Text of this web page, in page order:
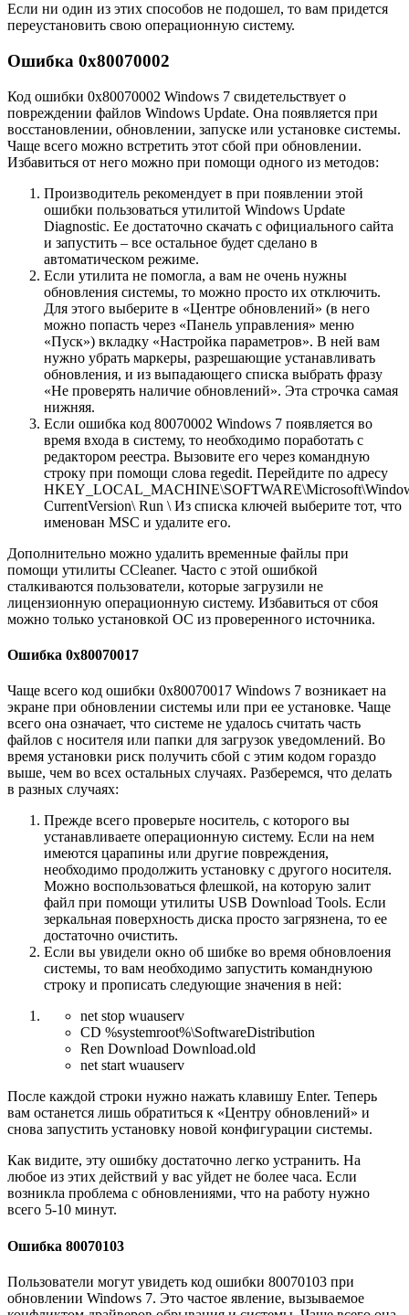
Если ни один из этих способов не подошел, то вам придется
переустановить свою операционную систему.
Ошибка 0x80070002
Код ошибки 0x80070002 Windows 7 свидетельствует о
повреждении файлов Windows Update. Она появляется при
восстановлении, обновлении, запуске или установке системы.
Чаще всего можно встретить этот сбой при обновлении.
Избавиться от него можно при помощи одного из методов:
Производитель рекомендует в при появлении этой
ошибки пользоваться утилитой Windows Update
Diagnostic. Ее достаточно скачать с официального сайта
и запустить – все остальное будет сделано в
автоматическом режиме.
Если утилита не помогла, а вам не очень нужны
обновления системы, то можно просто их отключить.
Для этого выберите в «Центре обновлений» (в него
можно попасть через «Панель управления» меню
«Пуск») вкладку «Настройка параметров». В ней вам
нужно убрать маркеры, разрешающие устанавливать
обновления, и из выпадающего списка выбрать фразу
«Не проверять наличие обновлений». Эта строчка самая
нижняя.
Если ошибка код 80070002 Windows 7 появляется во
время входа в систему, то необходимо поработать с
редактором реестра. Вызовите его через командную
строку при помощи слова regedit. Перейдите по адресу
CurrentVersion\ Run \ Из списка ключей выберите тот, что
именован MSC и удалите его.
Дополнительно можно удалить временные файлы при
помощи утилиты CCleaner. Часто с этой ошибкой
сталкиваются пользователи, которые загрузили не
лицензионную операционную систему. Избавиться от сбоя
можно только установкой ОС из проверенного источника.
Ошибка 0x80070017
Чаще всего код ошибки 0x80070017 Windows 7 возникает на
экране при обновлении системы или при ее установке. Чаще
всего она означает, что системе не удалось считать часть
файлов с носителя или папки для загрузок уведомлений. Во
время установки риск получить сбой с этим кодом гораздо
выше, чем во всех остальных случаях. Разберемся, что делать
в разных случаях:
Прежде всего проверьте носитель, с которого вы
устанавливаете операционную систему. Если на нем
имеются царапины или другие повреждения,
необходимо продолжить установку с другого носителя.
Можно воспользоваться флешкой, на которую залит
файл при помощи утилиты USB Download Tools. Если
зеркальная поверхность диска просто загрязнена, то ее
достаточно очистить.
Если вы увидели окно об шибке во время обновлоения
системы, то вам необходимо запустить команднуюю
строку и прописать следующие значения в ней:
net stop wuauserv
CD %systemroot%\SoftwareDistribution
Ren Download Download.old
net start wuauserv
После каждой строки нужно нажать клавишу Enter. Теперь
вам останется лишь обратиться к «Центру обновлений» и
снова запустить установку новой конфигурации системы.
Как видите, эту ошибку достаточно легко устранить. На
любое из этих действий у вас уйдет не более часа. Если
возникла проблема с обновлениями, что на работу нужно
всего 5-10 минут.
Ошибка 80070103
Пользователи могут увидеть код ошибки 80070103 при
обновлении Windows 7. Это частое явление, вызываемое